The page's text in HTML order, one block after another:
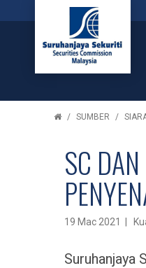
SUMBER
SC
19 Mac 2021 |
Suruhanjaya